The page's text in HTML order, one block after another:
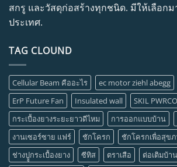
สกรู และวัสดุก่อสร้างทุกชนิด. มีให้เลือก
ประเทศ.
TAG CLOUND
Cellular Beam คืออะไร ec motor ziehl abegg
ErP Future Fan
Insulated wall SKIL
กระเบื้องยางระยะยาวดีไหม
การออกแบบบ้าน
งานเซอร์ซาย แฟร์
ชักโครก
ชักโครกเพื่อสุข
ช่างปููกระเบื้องยาง
ซีทิส ตราเสือ
ต่อเติมบ้าน